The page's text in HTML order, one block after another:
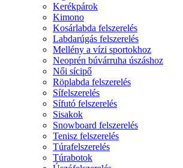
Kerékpárok
Kimono
Kosárlabda felszerelés
Labdarúgás felszerelés
Mellény a vízi sportokhoz
Neoprén búvárruha úszáshoz
Női sícipő
Röplabda felszerelés
Sífelszerelés
Sífutó felszerelés
Sisakok
Snowboard felszerelés
Tenisz felszerelés
Túrafelszerelés
Túrabotok